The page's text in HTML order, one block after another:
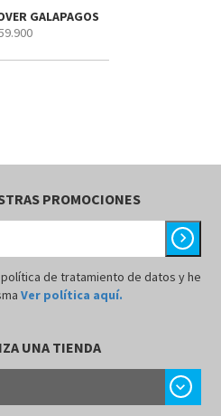
GALAPAGOS
PROMOCIONES
chevron_right
de tratamiento de datos y he
Ver política aquí.
UNA TIENDA
chevron_right